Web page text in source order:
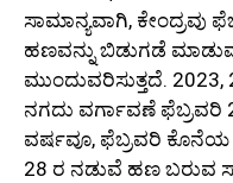
ಸಾಮಾನ್ಯವಾಗಿ,
ಹಣವನ್ನು ಬಿಡುಗಡೆ
ಮುಂದುವರಿಸುತ್ತದೆ. 2023,
ನಗದು ವರ್ಗಾವಣೆ ಫೆಬ್ರವರಿ
ವರ್ಷವೂ, ಫೆಬ್ರವರಿ ಕೊನೆಯ
28 ರ ನಡುವೆ ಹಣ ಬರುವ